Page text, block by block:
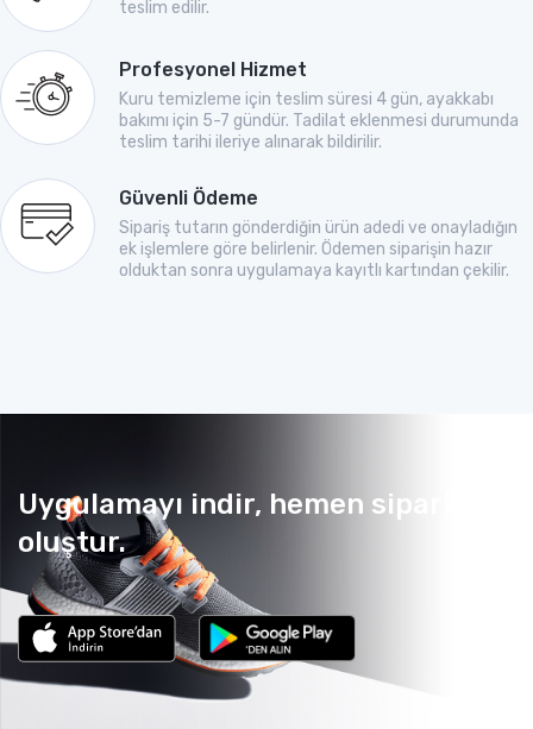
teslim edilir.
Profesyonel Hizmet
Kuru temizleme için teslim süresi 4 gün, ayakkabı
bakımı için 5-7 gündür. Tadilat eklenmesi durumunda
teslim tarihi ileriye alınarak bildirilir.
Güvenli Ödeme
Sipariş tutarın gönderdiğin ürün adedi ve onayladığın
ek işlemlere göre belirlenir. Ödemen siparişin hazır
olduktan sonra uygulamaya kayıtlı kartından çekilir.
Uygulamayı indir, hemen sipariş
oluştur.